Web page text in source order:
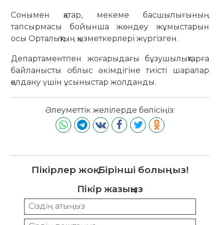
Сонымен қатар, мекеме басшылығының
тапсырмасы бойынша жөндеу жұмыстарын
осы Орталықтың қызметкерлері жүргізген.
Департаментпен жоғарыдағы бұзушылықтарға
байланысты облыс әкімдігіне тиісті шаралар
қолдану үшін ұсыныстар жолданды.
Әлеуметтік желілерде бөлісіңіз:
Пікірлер жоқ. Бірінші болыңыз!
Пікір жазыңыз